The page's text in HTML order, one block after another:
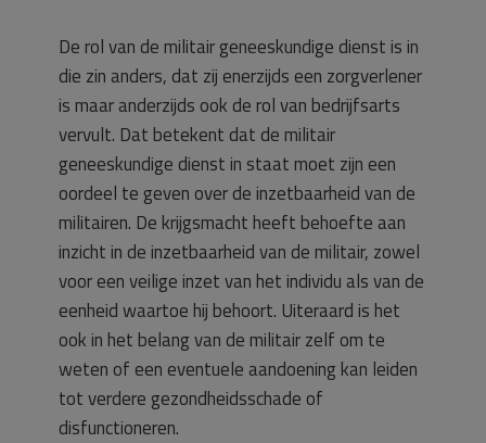
De rol van de militair geneeskundige dienst is in
die zin anders, dat zij enerzijds een zorgverlener
is maar anderzijds ook de rol van bedrijfsarts
vervult. Dat betekent dat de militair
geneeskundige dienst in staat moet zijn een
oordeel te geven over de inzetbaarheid van de
militairen. De krijgsmacht heeft behoefte aan
inzicht in de inzetbaarheid van de militair, zowel
voor een veilige inzet van het individu als van de
eenheid waartoe hij behoort. Uiteraard is het
ook in het belang van de militair zelf om te
weten of een eventuele aandoening kan leiden
tot verdere gezondheidsschade of
disfunctioneren.